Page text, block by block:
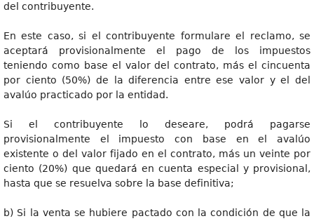
del contribuyente.
En este caso, si el contribuyente formulare el reclamo, se
aceptará provisionalmente el pago de los impuestos
teniendo como base el valor del contrato, más el cincuenta
por ciento (50%) de la diferencia entre ese valor y el del
avalúo practicado por la entidad.
Si el contribuyente lo deseare, podrá pagarse
provisionalmente el impuesto con base en el avalúo
existente o del valor fijado en el contrato, más un veinte por
ciento (20%) que quedará en cuenta especial y provisional,
hasta que se resuelva sobre la base definitiva;
b) Si la venta se hubiere pactado con la condición de que la